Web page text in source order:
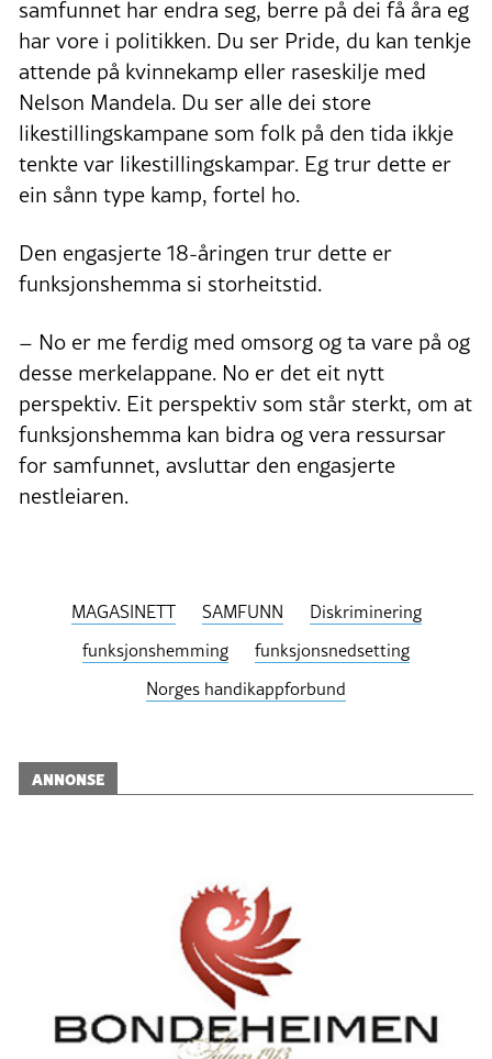
samfunnet har endra seg, berre på dei få åra eg
har vore i politikken. Du ser Pride, du kan tenkje
attende på kvinnekamp eller raseskilje med
Nelson Mandela. Du ser alle dei store
likestillingskampane som folk på den tida ikkje
tenkte var likestillingskampar. Eg trur dette er
ein sånn type kamp, fortel ho.
Den engasjerte 18-åringen trur dette er
funksjonshemma si storheitstid.
– No er me ferdig med omsorg og ta vare på og
desse merkelappane. No er det eit nytt
perspektiv. Eit perspektiv som står sterkt, om at
funksjonshemma kan bidra og vera ressursar
for samfunnet, avsluttar den engasjerte
nestleiaren.
MAGASINETT SAMFUNN
Diskriminering
funksjonshemming
funksjonsnedsetting
Norges handikappforbund
ANNONSE